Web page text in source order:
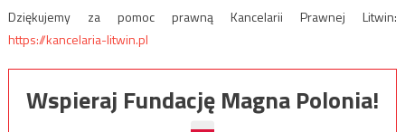
Dziękujemy za pomoc prawną Kancelarii Prawnej Litwin:
https://kancelaria-litwin.pl
Wspieraj Fundację Magna Polonia!